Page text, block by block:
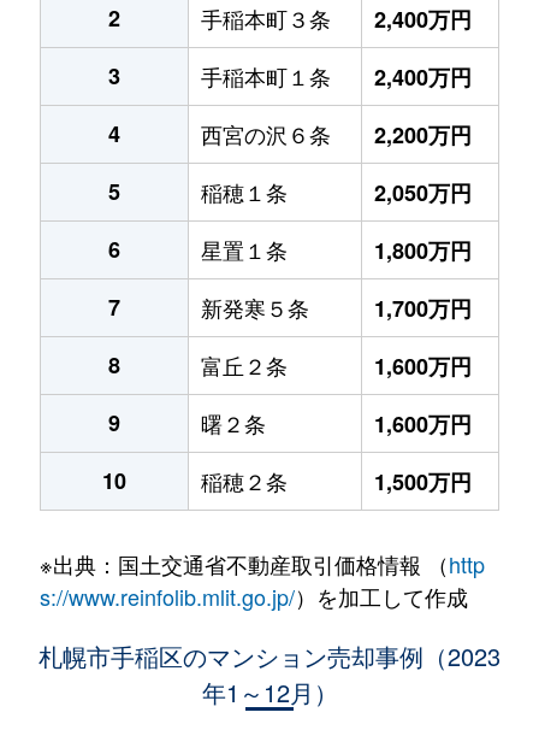
2
手稲本町３条
2,400万円
3
手稲本町１条
2,400万円
4
西宮の沢６条
2,200万円
5
稲穂１条
2,050万円
6
星置１条
1,800万円
7
新発寒５条
1,700万円
8
富丘２条
1,600万円
9
曙２条
1,600万円
10
稲穂２条 1,500万円
※出典：国土交通省不動産取引価格情報 （http
s://www.reinfolib.mlit.go.jp/）を加工して作成
札幌市手稲区のマンション売却事例（2023
年1～12月）